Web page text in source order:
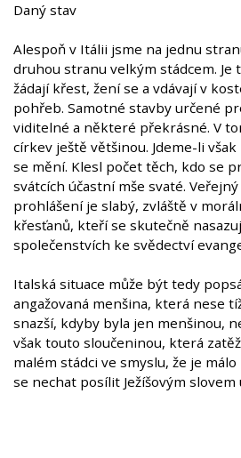
Daný stav
Alespoň v Itálii jsme na jednu
druhou stranu velkým stádcem.
žádají křest, žení se a vdávají v
pohřeb. Samotné stavby určené
viditelné a některé překrásné. V
církev ještě většinou. Jdeme-li
se mění. Klesl počet těch, kdo se
svátcích účastní mše svaté.
prohlášení je slabý, zvláště v
křesťanů, kteří se skutečně
společenstvích ke svědectví
Italská situace může být tedy
angažovaná menšina, která nese
snazší, kdyby byla jen menšinou,
však touto sloučeninou, která
malém stádci ve smyslu, že je
se nechat posílit Ježíšovým slovem